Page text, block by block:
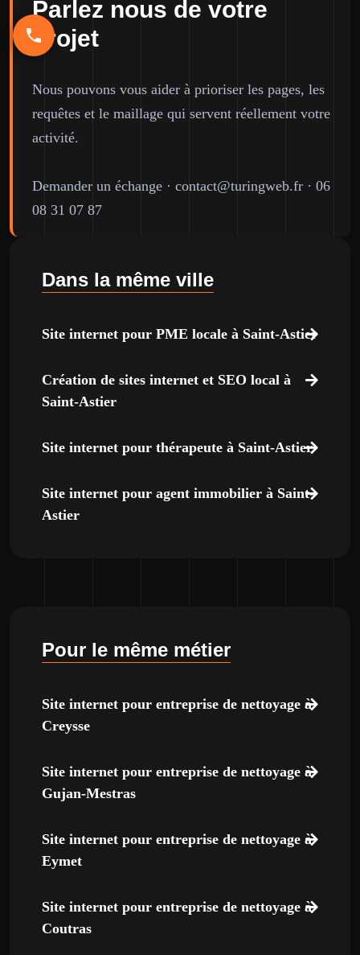
Parlez nous de votre
projet
Nous pouvons vous aider à prioriser les pages, les
requêtes et le maillage qui servent réellement votre
activité.
Demander un échange · contact@turingweb.fr · 06
08 31 07 87
Dans la même ville
Site internet pour PME locale à Saint-Astier
Création de sites internet et SEO local à
Saint-Astier
Site internet pour thérapeute à Saint-Astier
Site internet pour agent immobilier à Saint-
Astier
Pour le même métier
Site internet pour entreprise de nettoyage à
Creysse
Site internet pour entreprise de nettoyage à
Gujan-Mestras
Site internet pour entreprise de nettoyage à
Eymet
Site internet pour entreprise de nettoyage à
Coutras